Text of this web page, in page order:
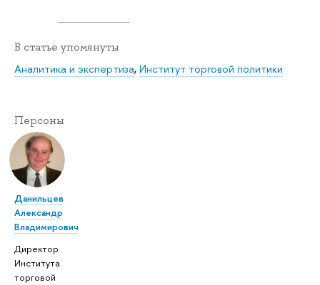
В статье упомянуты
Аналитика и экспертиза,Институт торговой политики
Персоны
Данильцев
Александр
Владимирович
Директор
Института
торговой